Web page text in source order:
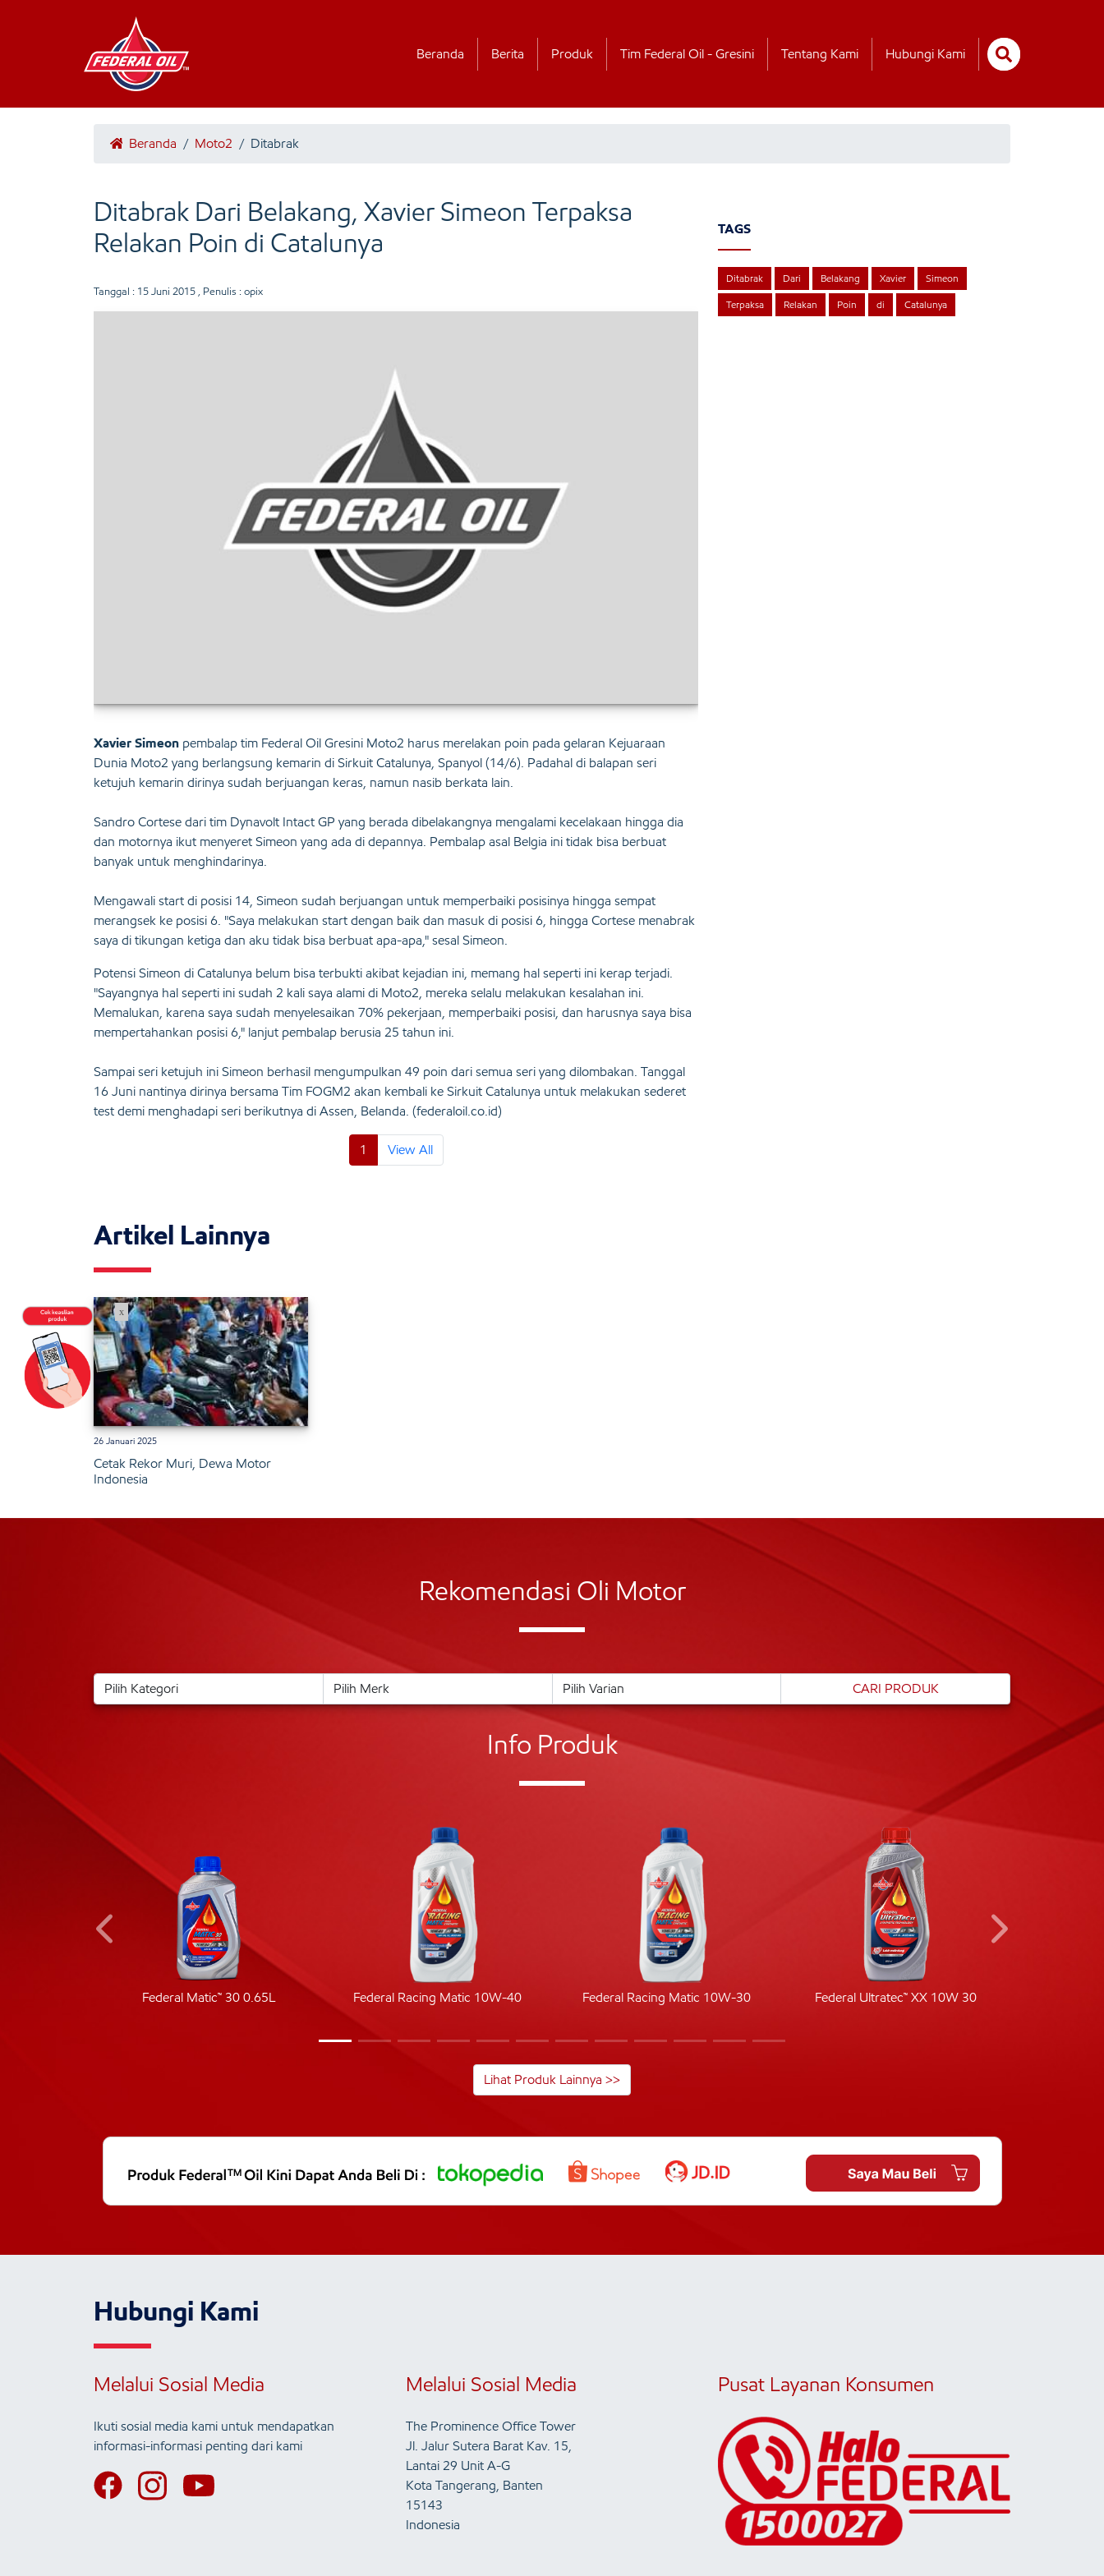
Beranda Berita Produk Tim Federal Oil - Gresini Tentang Kami Hubungi Kami
Beranda / Moto2 / Ditabrak
Ditabrak Dari Belakang, Xavier Simeon Terpaksa
Relakan Poin di Catalunya
Tanggal : 15 Juni 2015 , Penulis : opix
Xavier Simeon pembalap tim Federal Oil Gresini Moto2 harus merelakan poin pada gelaran Kejuaraan
Dunia Moto2 yang berlangsung kemarin di Sirkuit Catalunya, Spanyol (14/6). Padahal di balapan seri
ketujuh kemarin dirinya sudah berjuangan keras, namun nasib berkata lain.
Sandro Cortese dari tim Dynavolt Intact GP yang berada dibelakangnya mengalami kecelakaan hingga dia
dan motornya ikut menyeret Simeon yang ada di depannya. Pembalap asal Belgia ini tidak bisa berbuat
banyak untuk menghindarinya.
Mengawali start di posisi 14, Simeon sudah berjuangan untuk memperbaiki posisinya hingga sempat
merangsek ke posisi 6. "Saya melakukan start dengan baik dan masuk di posisi 6, hingga Cortese menabrak
saya di tikungan ketiga dan aku tidak bisa berbuat apa-apa," sesal Simeon.
Potensi Simeon di Catalunya belum bisa terbukti akibat kejadian ini, memang hal seperti ini kerap terjadi.
"Sayangnya hal seperti ini sudah 2 kali saya alami di Moto2, mereka selalu melakukan kesalahan ini.
Memalukan, karena saya sudah menyelesaikan 70% pekerjaan, memperbaiki posisi, dan harusnya saya bisa
mempertahankan posisi 6," lanjut pembalap berusia 25 tahun ini.
Sampai seri ketujuh ini Simeon berhasil mengumpulkan 49 poin dari semua seri yang dilombakan. Tanggal
16 Juni nantinya dirinya bersama Tim FOGM2 akan kembali ke Sirkuit Catalunya untuk melakukan sederet
test demi menghadapi seri berikutnya di Assen, Belanda. (federaloil.co.id)
1 View All
TAGS
Ditabrak Dari Belakang Xavier Simeon
Terpaksa Relakan Poin di Catalunya
Artikel Lainnya
26 Januari 2025
Cetak Rekor Muri, Dewa Motor
Indonesia
Rekomendasi Oli Motor
Info Produk
Federal Matic™ 30 0.65L Federal Racing Matic 10W-40 Federal Racing Matic 10W-30 Federal Ultratec™ XX 10W 30
Lihat Produk Lainnya >>
Hubungi Kami
Melalui Sosial Media
Ikuti sosial media kami untuk mendapatkan
informasi-informasi penting dari kami
Melalui Sosial Media
The Prominence Office Tower
Jl. Jalur Sutera Barat Kav. 15,
Lantai 29 Unit A-G
Kota Tangerang, Banten
15143
Indonesia
Pusat Layanan Konsumen
x